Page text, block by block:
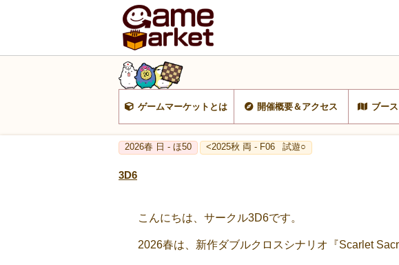
ゲームマーケットとは 開催概要＆アクセス ブー
2026春 日 - ほ50 <2025秋 両 - F06 試遊○
3D6
こんにちは、サークル3D6です。
2026春は、新作ダブルクロスシナリオ『Scarlet